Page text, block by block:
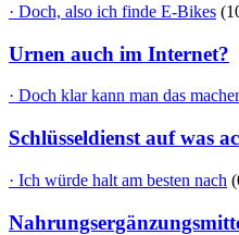
· Doch, also ich finde E-Bikes
Urnen auch im Internet?
· Doch klar kann man das
Schlüsseldienst auf was
· Ich würde halt am besten nach